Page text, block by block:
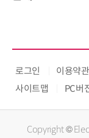
로그인 이용약관
사이트맵
PC버
Copyright ©